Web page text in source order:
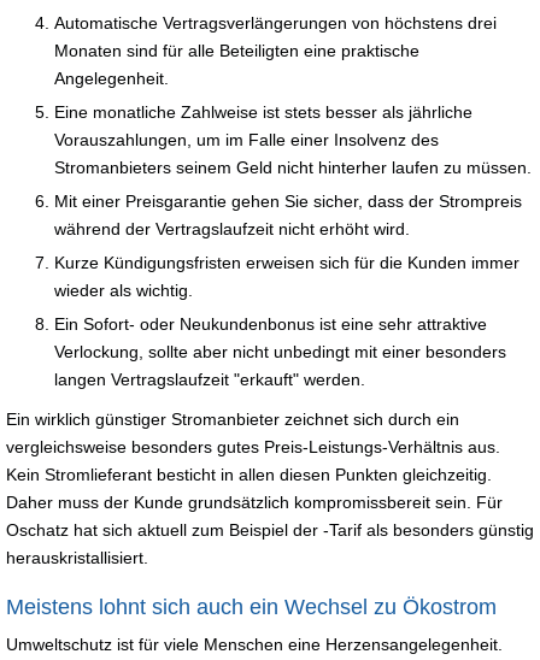
Automatische Vertragsverlängerungen von höchstens drei
Monaten sind für alle Beteiligten eine praktische
Angelegenheit.
Eine monatliche Zahlweise ist stets besser als jährliche
Vorauszahlungen, um im Falle einer Insolvenz des
Stromanbieters seinem Geld nicht hinterher laufen zu müssen.
Mit einer Preisgarantie gehen Sie sicher, dass der Strompreis
während der Vertragslaufzeit nicht erhöht wird.
Kurze Kündigungsfristen erweisen sich für die Kunden immer
wieder als wichtig.
Ein Sofort- oder Neukundenbonus ist eine sehr attraktive
Verlockung, sollte aber nicht unbedingt mit einer besonders
langen Vertragslaufzeit "erkauft" werden.
Ein wirklich günstiger Stromanbieter zeichnet sich durch ein
vergleichsweise besonders gutes Preis-Leistungs-Verhältnis aus.
Kein Stromlieferant besticht in allen diesen Punkten gleichzeitig.
Daher muss der Kunde grundsätzlich kompromissbereit sein. Für
Oschatz hat sich aktuell zum Beispiel der -Tarif als besonders günstig
herauskristallisiert.
Meistens lohnt sich auch ein Wechsel zu Ökostrom
Umweltschutz ist für viele Menschen eine Herzensangelegenheit.